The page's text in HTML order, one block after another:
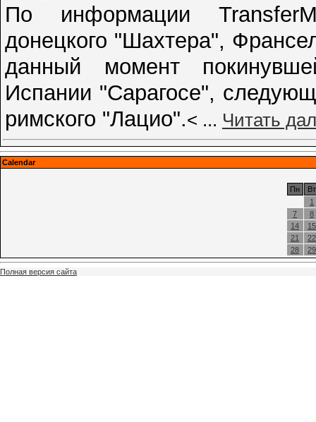
По информации
донецкого "Шахтера",
данный момент
Испании "Сарагосе",
римского "Лацио".< ... Читать
Calendar
Пн
Вт
1
7
8
14
15
21
22
28
29
Полная версия сайта